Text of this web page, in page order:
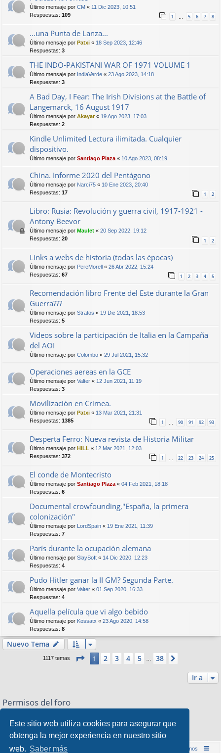
Este sitio web utiliza cookies para asegurar que
obtenga la mejor experiencia en nuestro sitio
web. Saber más
Último mensaje por CM « 11 Dic 2023, 10:51
Respuestas: 109 1 … 5 6 7 8
...una Punta de Lanza...
Último mensaje por Patxi « 18 Sep 2023, 12:46
Respuestas: 3
THE INDO-PAKISTANI WAR OF 1971 VOLUME 1
Último mensaje por IndiaVerde « 23 Ago 2023, 14:18
Respuestas: 3
A Bad Day, I Fear: The Irish Divisions at the Battle of
Langemarck, 16 August 1917
Último mensaje por Akayar« 19 Ago 2023, 17:03
Respuestas: 2
Kindle Unlimited Lectura ilimitada. Cualquier
dispositivo.
Último mensaje por Santiago Plaza « 10 Ago 2023, 08:19
China. Informe 2020 del Pentágono
Último mensaje por Narci75 « 10 Ene 2023, 20:40
Respuestas: 17 1 2
Libro: Rusia: Revolución y guerra civil, 1917-1921 -
Antony Beevor
Último mensaje por Maulet « 20 Sep 2022, 19:12
Respuestas: 20 1 2
Links a webs de historia (todas las épocas)
Último mensaje por PereMorell « 26 Abr 2022, 15:24
Respuestas: 67 1 2 3 4 5
Recomendación libro Frente del Este durante la Gran
Guerra???
Último mensaje por Stratos « 19 Dic 2021, 18:53
Respuestas: 5
Videos sobre la participación de Italia en la Campaña
del AOI
Último mensaje por Colombo « 29 Jul 2021, 15:32
Operaciones aereas en la GCE
Último mensaje por Valter « 12 Jun 2021, 11:19
Respuestas: 3
Movilización en Crimea.
Último mensaje por Patxi « 13 Mar 2021, 21:31
Respuestas: 1385 1 90 91 92 93
Desperta Ferro: Nueva revista de Historia Militar
Último mensaje por HILL « 12 Mar 2021, 12:03
Respuestas: 372 1 22 23 24 25
El conde de Montecristo
Último mensaje por Santiago Plaza « 04 Feb 2021, 18:18
Respuestas: 6
Documental crowfounding,"España, la primera
colonización"
Último mensaje por LordSpain « 19 Ene 2021, 11:39
Respuestas: 7
París durante la ocupación alemana
Último mensaje por SlaySoft « 14 Dic 2020, 12:23
Respuestas: 4
Pudo Hitler ganar la II GM? Segunda Parte.
Último mensaje por Valter « 01 Sep 2020, 16:33
Respuestas: 4
Aquella película que vi algo bebido
Último mensaje por Kossatx « 23 Ago 2020, 14:58
Respuestas: 8
Nuevo Tema
1117 temas Página de 38
1 2 3 4 5 38
Ir a
Permisos del foro
No puede responder a temas en este Foro
No puede editar sus mensajes en este Foro
No puedeborrar sus mensajes en este Foro
Inicio (Web) Foro Punta de Lanza Wargames Contáctenos